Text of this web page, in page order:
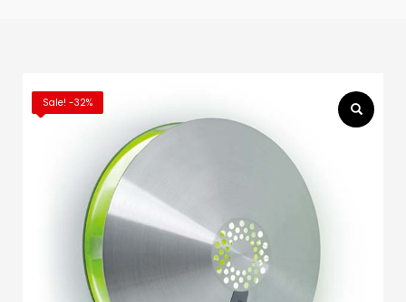
Sale! -32%